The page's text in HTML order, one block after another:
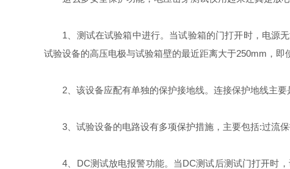
1、测试在试验箱中进行。当试验箱的门打开时，电源无
试验设备的高压电极与试验箱壁的最近距离大于250mm，即
2、该设备应配有单独的保护接地线。连接保护地线主要
3、试验设备的电路设有多项保护措施，主要包括:过流保
4、DC测试放电报警功能。当DC测试后测试门打开时，